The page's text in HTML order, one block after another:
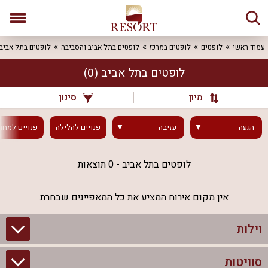
עמוד ראשי לופטים לופטים במרכז לופטים בתל אביב והסביבה לופטים בתל
לופטים בתל אביב (0)
מיון סינון
הגעה עזיבה פנוייםלהלילה פנויים
לופטים בתל אביב - 0 תוצאות
אין מקום אירוח המציע את כל המאפיינים שבחרת
וילות
סוויטות